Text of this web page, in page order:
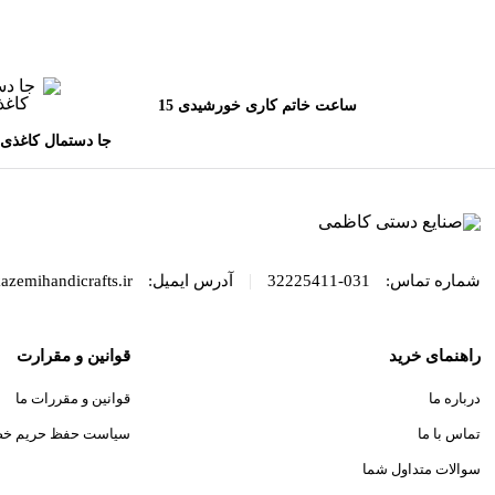
ساعت خاتم کاری خورشیدی 15
جا دستمال
شماره تماس: 031-32225411
| آدرس ایمیل:
راهنمای خرید
درباره ما
تماس با ما
سوالات متداول شما
قوانین و مقرارت
قوانین و مقررات ما
سیاست حفظ حریم